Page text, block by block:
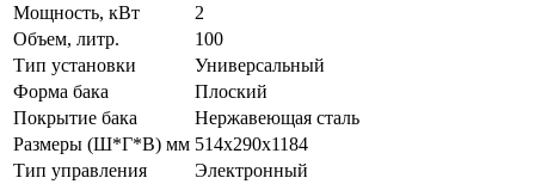
Мощность, кВт
2
Объем, литр.
100
Тип установки
Универсальный
Форма бака
Плоский
Покрытие бака
Нержавеющая сталь
Размеры (Ш*Г*В) мм 514х290х1184
Тип управления
Электронный